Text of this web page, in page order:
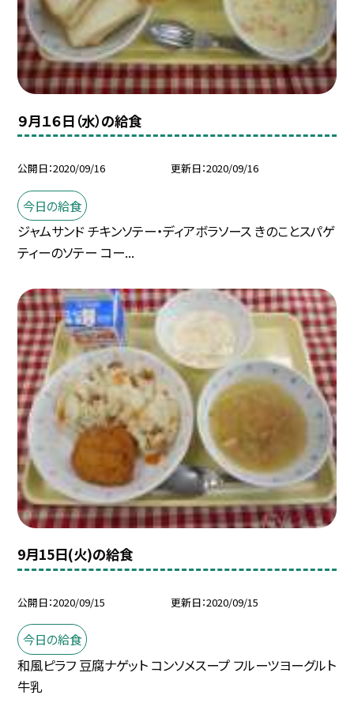
９月１６日（水）の給食
公開日 2020/09/16 更新日 2020/09/16
今日の給食
ジャムサンド チキンソテー・ディアボラソース きのことスパゲ
ティーのソテー コー...
9月15日(火)の給食
公開日 2020/09/15 更新日 2020/09/15
今日の給食
和風ピラフ 豆腐ナゲット コンソメスープ フルーツヨーグルト
牛乳